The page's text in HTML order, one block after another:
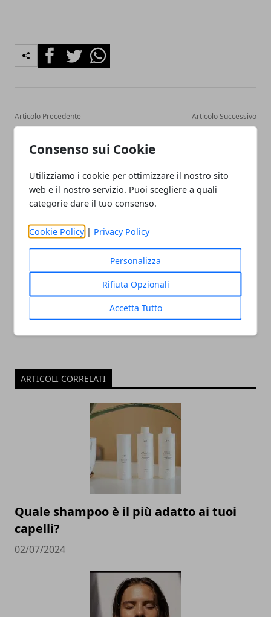
Consenso sui Cookie
Utilizziamo i cookie per ottimizzare il nostro sito
web e il nostro servizio. Puoi scegliere a quali
categorie dare il tuo consenso.
Cookie Policy | Privacy Policy
Personalizza
Rifiuta Opzionali
Accetta Tutto
FacebookTwitterWhatsapp
Articolo Precedente
polso, fratture braccio e
gomito: tutore e chirurgia
Articolo Successivo
pomodoro, capperi, olive e
Redazione
ARTICOLI CORRELATI
Quale shampoo è il più adatto ai tuoi
capelli?
02/07/2024